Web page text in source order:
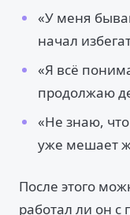
«У меня
начал
«Я всё
продолжаю
«Не знаю,
уже мешает
После этого
работал ли он